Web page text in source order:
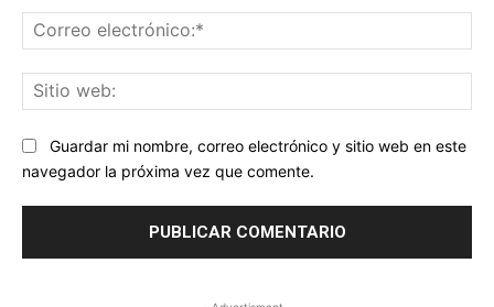
Guardar mi nombre, correo electrónico y sitio web en este
navegador la próxima vez que comente.